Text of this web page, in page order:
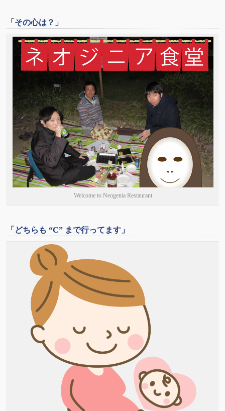
「その心は？」
Welcome to Neogenia Restaurant
「どちらも “C” まで行ってます」